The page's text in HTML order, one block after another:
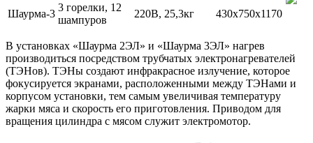
Шаурма-3
3 горелки, 12
шампуров
220В, 25,3кг 430х750х1170
В установках «Шаурма 2ЭЛ» и «Шаурма 3ЭЛ» нагрев
производиться посредством трубчатых электронагревателей
(ТЭНов). ТЭНы создают инфракрасное излучение, которое
фокусируется экранами, расположенными между ТЭНами и
корпусом установки, тем самым увеличивая температуру
жарки мяса и скорость его приготовления. Приводом для
вращения цилиндра с мясом служит электромотор.